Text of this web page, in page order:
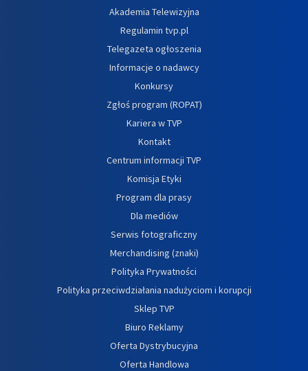
Akademia Telewizyjna
Regulamin tvp.pl
Telegazeta ogłoszenia
Informacje o nadawcy
Konkursy
Zgłoś program (ROPAT)
Kariera w TVP
Kontakt
Centrum informacji TVP
Komisja Etyki
Program dla prasy
Dla mediów
Serwis fotograficzny
Merchandising (znaki)
Polityka Prywatności
Polityka przeciwdziałania nadużyciom i korupcji
Sklep TVP
Biuro Reklamy
Oferta Dystrybucyjna
Oferta Handlowa